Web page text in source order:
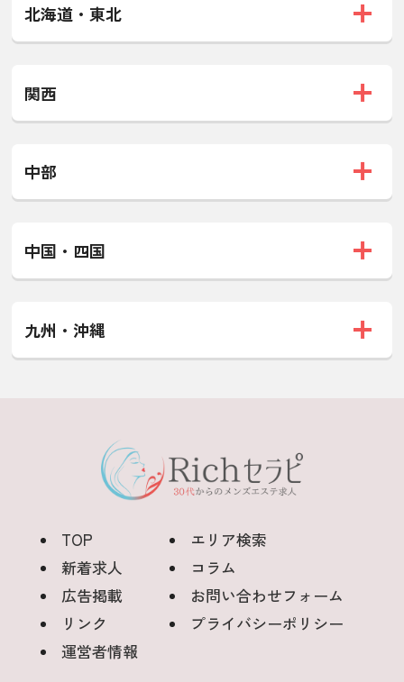
北海道・東北
関西
中部
中国・四国
九州・沖縄
TOP
エリア検索
新着求人
コラム
広告掲載
お問い合わせフォーム
リンク
プライバシーポリシー
運営者情報